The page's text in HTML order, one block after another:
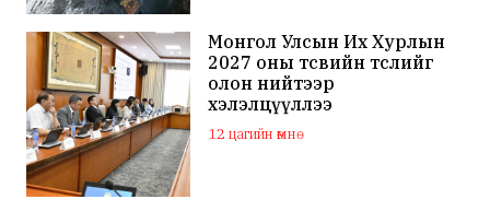
Монгол Улсын Их Хурлын
2027 оны төсвийн төслийг
олон нийтээр
хэлэлцүүллээ
12 цагийн өмнө